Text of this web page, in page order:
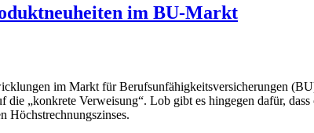
im BU-Markt
im Markt für Berufsunfähigkeitsversicherungen
die „konkrete Verweisung“. Lob gibt es hingegen dafür,
Höchstrechnungszinses.